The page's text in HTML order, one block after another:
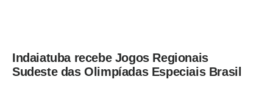
Indaiatuba recebe Jogos Regionais
Sudeste das Olimpíadas Especiais Brasil